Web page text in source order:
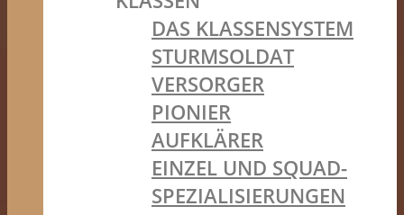
DAS KLASSENSYSTEM
STURMSOLDAT
VERSORGER
PIONIER
AUFKLÄRER
EINZEL UND SQUAD-
SPEZIALISIERUNGEN